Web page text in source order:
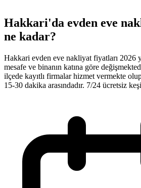
Hakkari'da evden eve
ne kadar?
Hakkari evden eve nakliyat fiyatları 2026
mesafe ve binanın katına göre
ilçede kayıtlı firmalar hizmet vermekte
15-30 dakika arasındadır. 7/24 ücretsiz